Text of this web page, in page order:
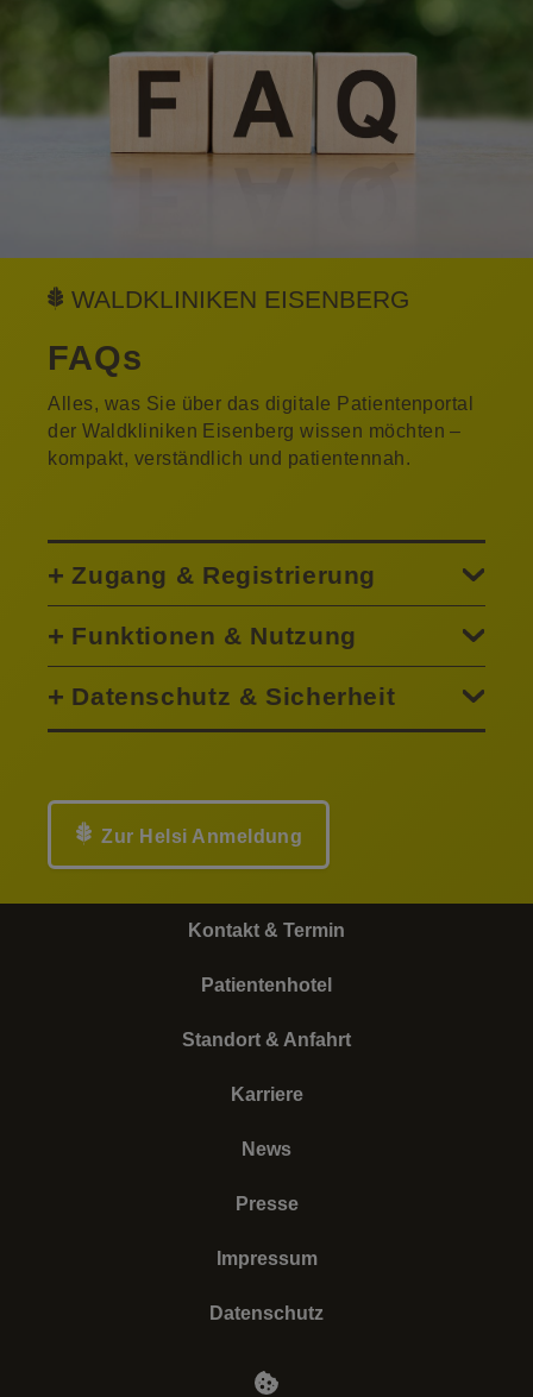
WALDKLINIKEN EISENBERG
FAQs
Alles, was Sie über das digitale Patientenportal
der Waldkliniken Eisenberg wissen möchten –
kompakt, verständlich und patientennah.
Zugang & Registrierung
Funktionen & Nutzung
Datenschutz & Sicherheit
Zur Helsi Anmeldung
Kontakt & Termin
Patientenhotel
Standort & Anfahrt
Karriere
News
Presse
Impressum
Datenschutz